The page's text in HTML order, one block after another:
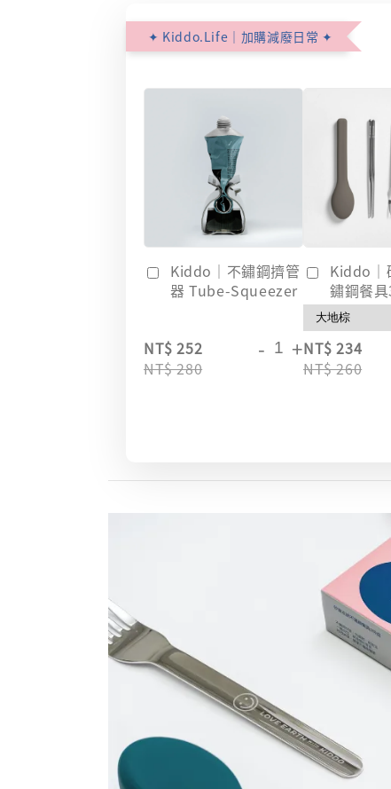
✦ Kiddo.Life｜加購減廢日常 ✦
Kiddo｜不鏽鋼擠管
器 Tube-Squeezer
NT$ 252
NT$ 280
- +
Kiddo｜
鏽鋼餐
NT$ 234
NT$ 260